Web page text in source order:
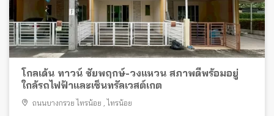
โกลเด้น ทาวน์ ชัยพฤกษ์-วงแหวน สภาพดีพร้อมอยู่
ใกล้รถไฟฟ้าและเซ็นทรัลเวสต์เกต
ถนนบางกรวย ไทรน้อย , ไทรน้อย